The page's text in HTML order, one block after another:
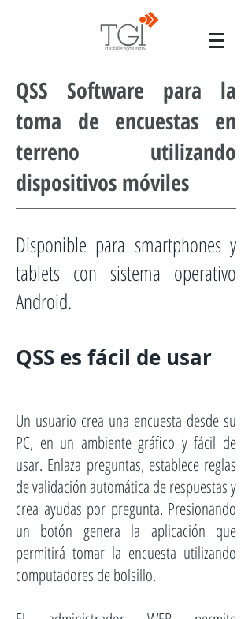
QSS Software para la
toma de encuestas en
terreno utilizando
dispositivos móviles
Disponible para smartphones y
tablets con sistema operativo
Android.
QSS es fácil de usar
Un usuario crea una encuesta desde su
PC, en un ambiente gráfico y fácil de
usar. Enlaza preguntas, establece reglas
de validación automática de respuestas y
crea ayudas por pregunta. Presionando
un botón genera la aplicación que
permitirá tomar la encuesta utilizando
computadores de bolsillo.